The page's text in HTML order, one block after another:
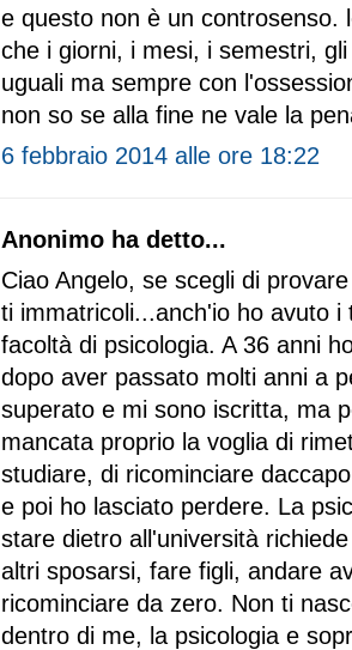
e questo non è un controsenso.
che i giorni, i mesi, i semestri,
uguali ma sempre con
non so se alla fine ne vale la
6 febbraio 2014 alle ore 18:22
Anonimo ha detto...
Ciao Angelo, se scegli di
ti immatricoli...anch'io ho avuto
facoltà di psicologia. A 36 anni
dopo aver passato molti anni a
superato e mi sono iscritta, ma
mancata proprio la voglia di
studiare, di ricominciare
e poi ho lasciato perdere. La
stare dietro all'università
altri sposarsi, fare figli, andare
ricominciare da zero. Non ti
dentro di me, la psicologia e